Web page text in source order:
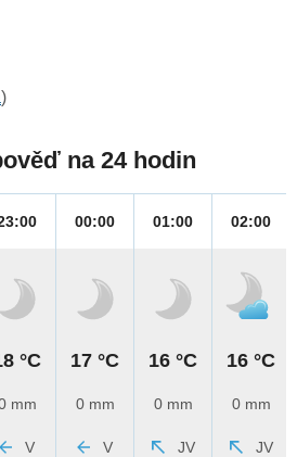
)
na 24 hodin
°C
mm
V
00:00
17 °C
0 mm
V
01:00
16 °C
0 mm
JV
02:00
16 °C
0 mm
JV